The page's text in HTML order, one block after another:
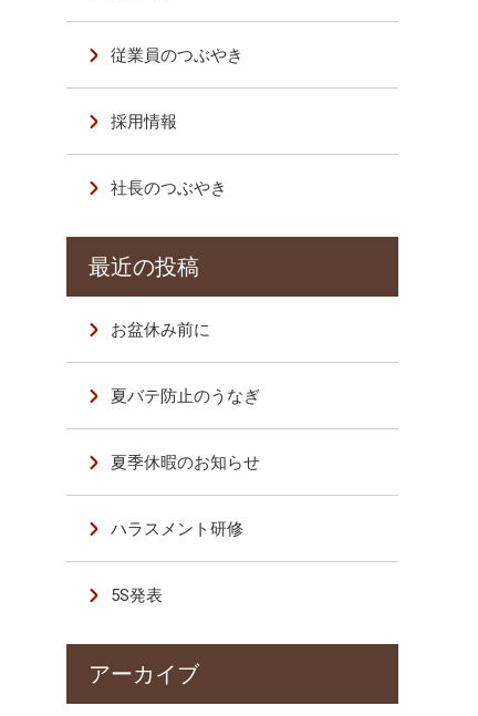
従業員のつぶやき
採用情報
社長のつぶやき
お盆休み前に
夏バテ防止のうなぎ
夏季休暇のお知らせ
ハラスメント研修
5S発表